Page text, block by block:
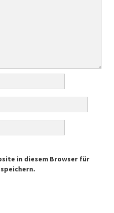
in diesem Browser für